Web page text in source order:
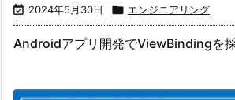
 2024年5月30日  エンジニアリング
Androidアプリ開発でViewBindingを